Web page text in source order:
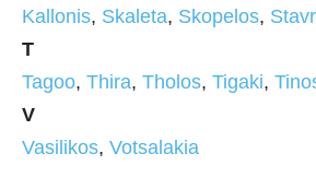
Kallonis, Skaleta, Skopelos,
T
Tagoo, Thira, Tholos, Tigaki,
V
Vasilikos, Votsalakia